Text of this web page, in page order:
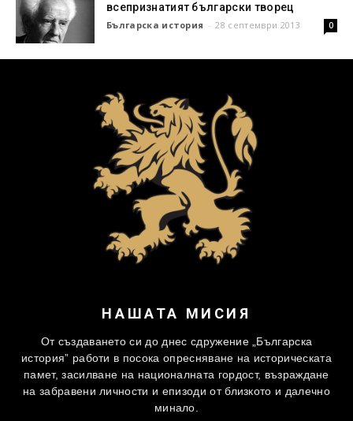
всепризнатият български творец
Българска история - 28 септември 2013 0
НАШАТА МИСИЯ
От създаването си до днес сдружение „Българска
история” работи в посока опресняване на историческата
памет, засилване на националната гордост, възраждане
на забравени личности и епизоди от близкото и далечно
минало.